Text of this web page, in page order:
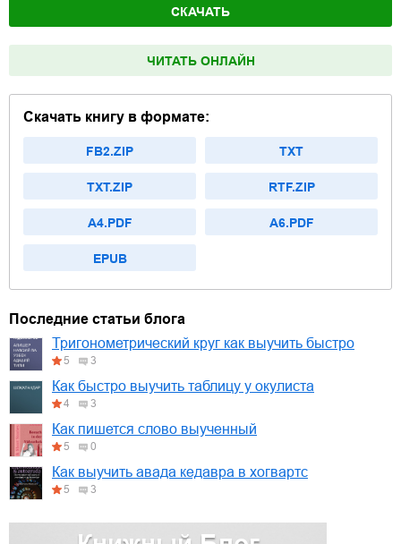
СКАЧАТЬ
ЧИТАТЬ ОНЛАЙН
Скачать книгу в формате:
FB2.ZIP TXT
TXT.ZIP RTF.ZIP
A4.PDF A6.PDF
EPUB
Последние статьи блога
Тригонометрический круг как выучить быстро
5 3
Как быстро выучить таблицу у окулиста
4 3
Как пишется слово выученный
5 0
Как выучить авада кедавра в хогвартс
5 3